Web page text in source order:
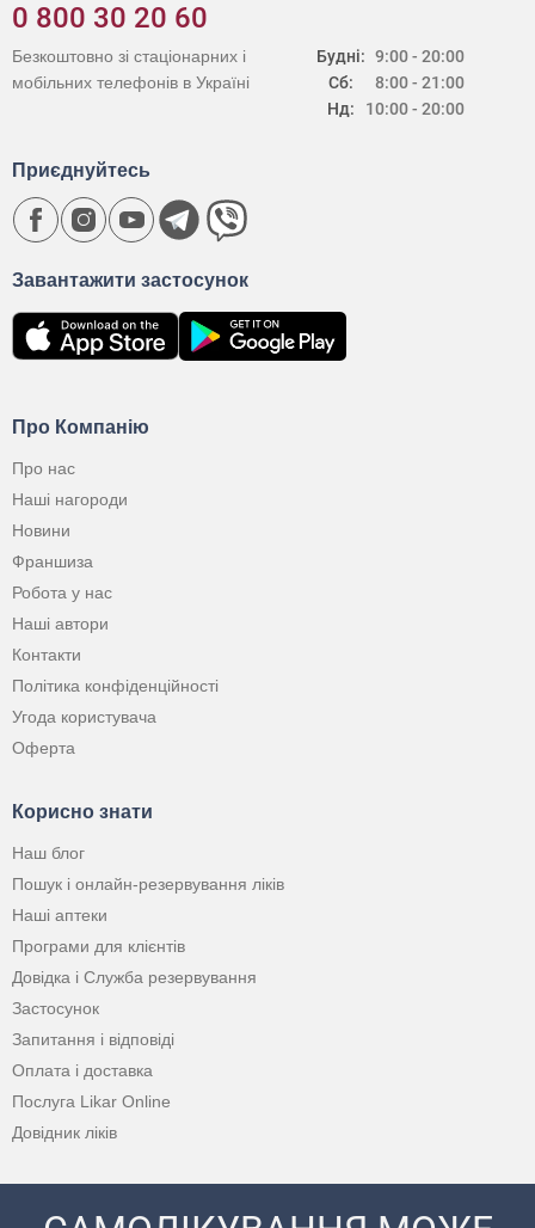
0 800 30 20 60
Будні:
Сб:
Нд:
9:00 - 20:00
8:00 - 21:00
10:00 - 20:00
Безкоштовно зі стаціонарних і
мобільних телефонів в Україні
Про Компанію
Про нас
Наші нагороди
Новини
Франшиза
Робота у нас
Наші автори
Контакти
Політика конфіденційності
Угода користувача
Оферта
Корисно знати
Наш блог
Пошук і онлайн-резервування ліків
Наші аптеки
Програми для клієнтів
Довідка і Служба резервування
Застосунок
Запитання і відповіді
Оплата і доставка
Послуга Likar Online
Довідник ліків
Завантажити застосунок
Приєднуйтесь